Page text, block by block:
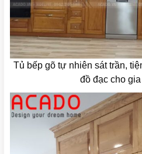
Tủ bếp gõ tự nhiên sát trần,
đồ đạc cho